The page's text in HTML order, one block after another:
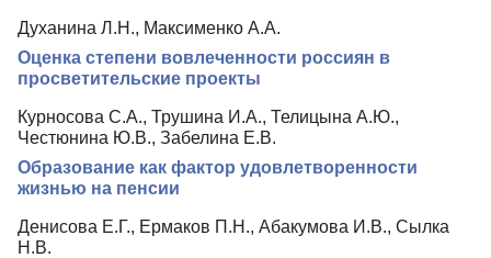
Духанина Л.Н., Максименко А.А.
Оценка степени вовлеченности россиян в
просветительские проекты
Курносова С.А., Трушина И.А., Телицына А.Ю.,
Честюнина Ю.В., Забелина Е.В.
Образование как фактор удовлетворенности
жизнью на пенсии
Денисова Е.Г., Ермаков П.Н., Абакумова И.В., Сылка
Н.В.